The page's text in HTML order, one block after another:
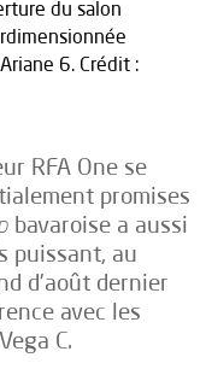
du salon
6. Crédit :
RFA One se
promises
bavaroise a aussi
puissant, au
d’août dernier
avec les
C.